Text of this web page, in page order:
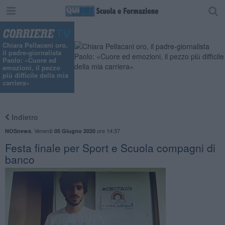
Chiara Pellacani oro,
il padre-giornalista
Paolo: «Cuore ed
emozioni, il pezzo
più difficile della mia
carriera»
Indietro
NOSnews, Venerdì 05 Giugno 2020ore 14:37
​Festa finale per Sport e Scuola compagni di
banco